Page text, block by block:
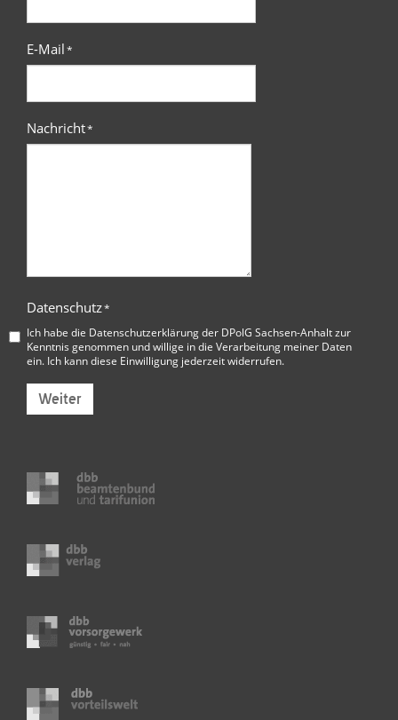
E-Mail*
Nachricht*
Datenschutz*
Ich habe die Datenschutzerklärung der DPolG Sachsen-Anhaltzur
Kenntnis genommen und willige in die Verarbeitung meiner Daten
ein. Ich kann diese Einwilligung jederzeit widerrufen.
Weiter